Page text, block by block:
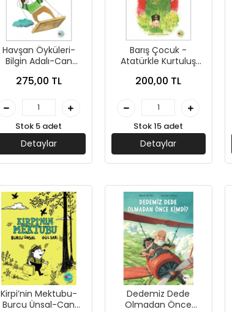
Havşan Öyküleri-
Bilgin Adalı-Can
275,00 TL
Stok 5 adet
Detaylar
Barış Çocuk -
Atatürkle Kurtuluş
Adalı - Can Çocuk
200,00 TL
Stok 15 adet
Detaylar
Kirpi’nin Mektubu-
Burcu Ünsal-Can
Dedemiz Dede
Olmadan Önce